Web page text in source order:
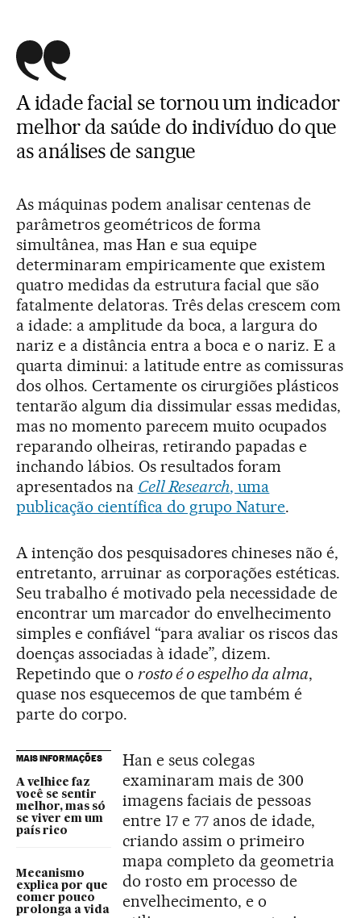
A idade facial se tornou um indicador
melhor da saúde do indivíduo do que
as análises de sangue
As máquinas podem analisar centenas de
parâmetros geométricos de forma
simultânea, mas Han e sua equipe
determinaram empiricamente que existem
quatro medidas da estrutura facial que são
fatalmente delatoras. Três delas crescem com
a idade: a amplitude da boca, a largura do
nariz e a distância entra a boca e o nariz. E a
quarta diminui: a latitude entre as comissuras
dos olhos. Certamente os cirurgiões plásticos
tentarão algum dia dissimular essas medidas,
mas no momento parecem muito ocupados
reparando olheiras, retirando papadas e
inchando lábios. Os resultados foram
apresentados na Cell Research, uma
publicação científica do grupo Nature.
A intenção dos pesquisadores chineses não é,
entretanto, arruinar as corporações estéticas.
Seu trabalho é motivado pela necessidade de
encontrar um marcador do envelhecimento
simples e confiável “para avaliar os riscos das
doenças associadas à idade”, dizem.
Repetindo que o rosto é o espelho da alma,
quase nos esquecemos de que também é
parte do corpo.
MAIS INFORMAÇÕES
A velhice faz
você se sentir
melhor, mas só
se viver em um
país rico
Mecanismo
explica por que
comer pouco
prolonga a vida
Han e seus colegas
examinaram mais de 300
imagens faciais de pessoas
entre 17 e 77 anos de idade,
criando assim o primeiro
mapa completo da geometria
do rosto em processo de
envelhecimento, e o